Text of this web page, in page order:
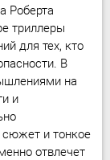
Роберта
триллеры
для тех, кто
В
на
и
сюжет и тонкое
отвлечет